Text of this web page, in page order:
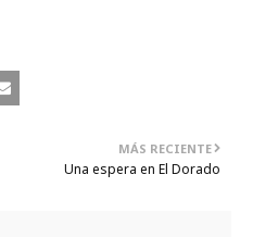
MÁS RECIENTE
Una espera en El Dorado